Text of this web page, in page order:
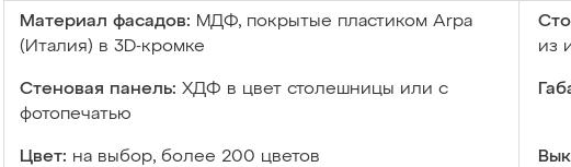
Материал фасадов: МДФ, покрытые пластиком Arpa
(Италия) в 3D-кромке
из
Стеновая панель: ХДФ в цвет столешницы или с
фотопечатью
Цвет: на выбор, более 200 цветов